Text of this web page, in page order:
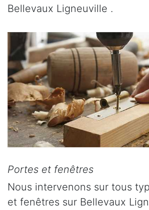
Bellevaux Ligneuville .
Portes et fenêtres
Nous intervenons sur tous
et fenêtres sur Bellevaux